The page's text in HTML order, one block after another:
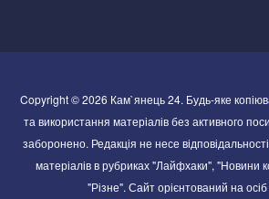
Copyright © 2026 Кам`янець 24. Будь-яке
та використання матеріалів без активного
заборонено. Редакція не несе
матеріалів в рубриках "Лайфхаки", "Новини
"Різне". Сайт орієнтований на осіб